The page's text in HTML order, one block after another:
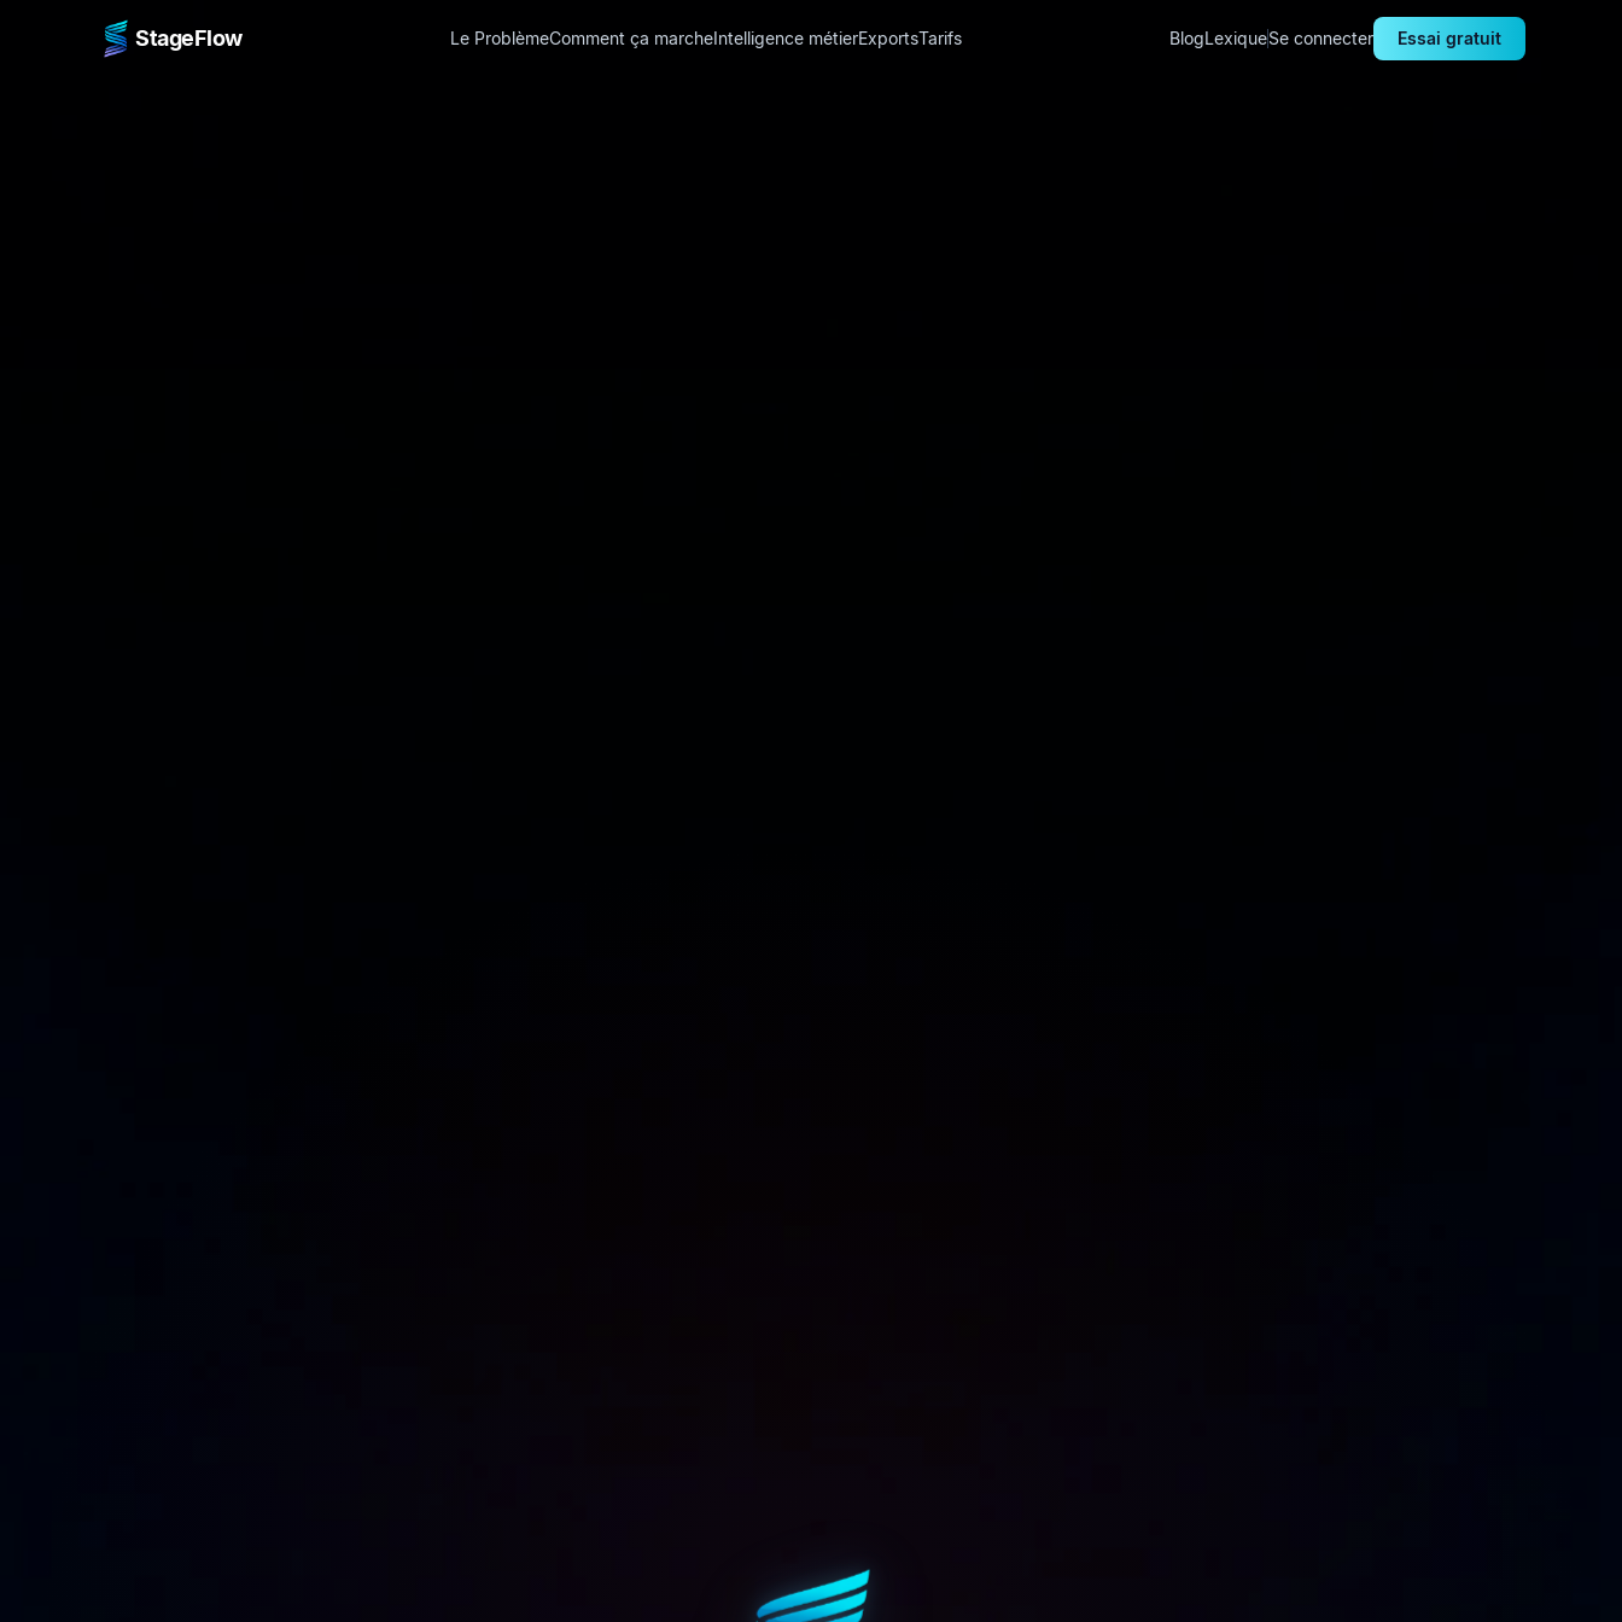
StageFlow Le ProblèmeComment ça marcheIntelligence métierExportsTarifs BlogLexiqueSe connecter Essai gratuit